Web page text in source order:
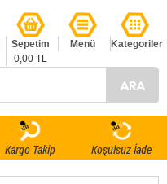
Sepetim
0,00 TL
Menü Kategoriler
Kargo Takip Koşulsuz İade